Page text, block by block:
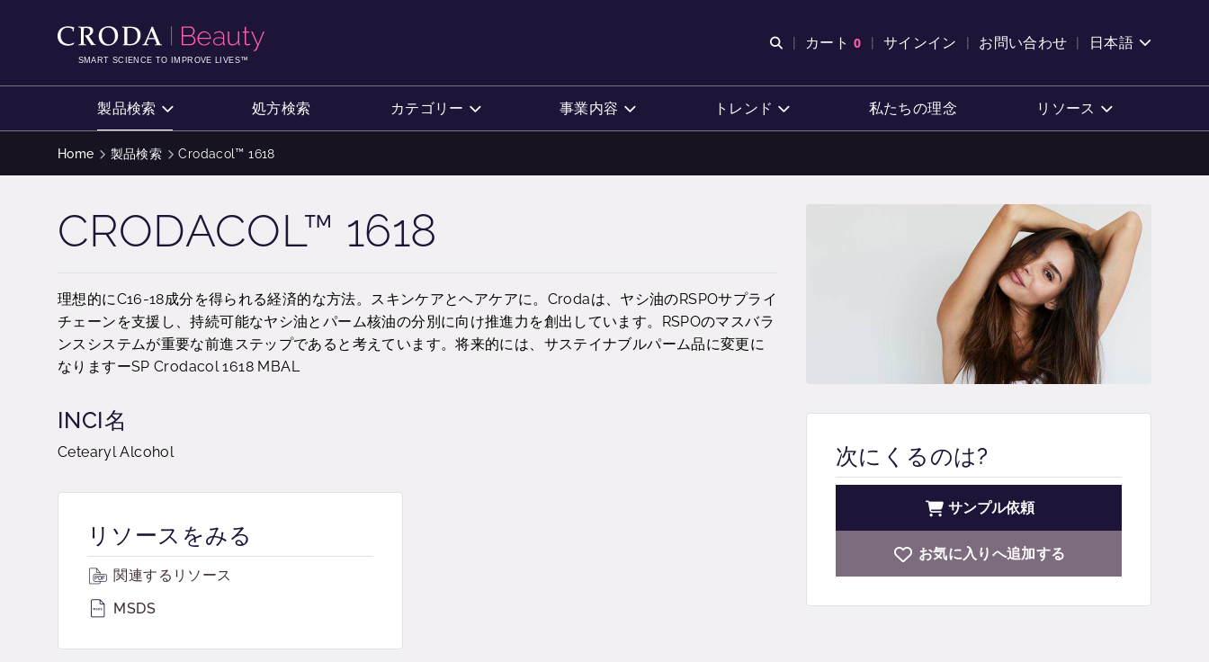
SMART SCIENCE TO IMPROVE LIVES™
検索を開く
カート 0
カートを確認する
サインイン お問い合わせ 日本語
製品検索 処方検索 カテゴリー 事業内容 トレンド 私たちの理念 リソース
Home 製品検索 Crodacol™ 1618
CRODACOL™ 1618
理想的にC16-18成分を得られる経済的な方法。スキンケアとヘアケアに。Crodaは、ヤシ油のRSPOサプライ
チェーンを支援し、持続可能なヤシ油とパーム核油の分別に向け推進力を創出しています。RSPOのマスバラ
ンスシステムが重要な前進ステップであると考えています。将来的には、サステイナブルパーム品に変更に
なりますーSP Crodacol 1618 MBAL
INCI名
Cetearyl Alcohol 次にくるのは?
サンプル依頼
お気に入りへ追加する
リソースをみる
関連するリソース
MSDS